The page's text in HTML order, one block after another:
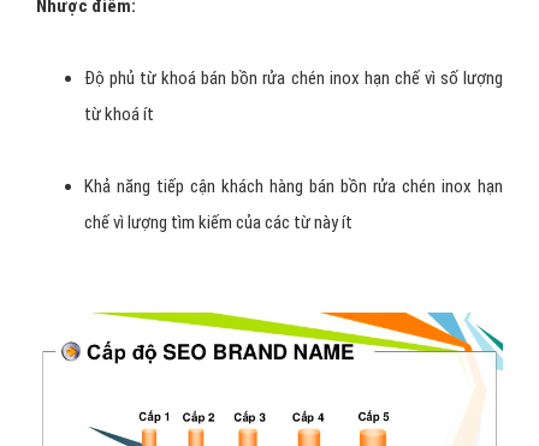
Nhược điểm:
Độ phủ từ khoá bán bồn rửa chén inox hạn chế vì số lượng
từ khoá ít
Khả năng tiếp cận khách hàng bán bồn rửa chén inox hạn
chế vì lượng tìm kiếm của các từ này ít